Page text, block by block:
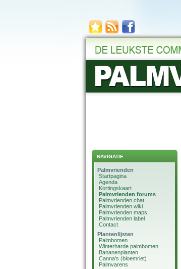
NAVIGATIE
Palmvrienden
Startpagina
Agenda
Kortingskaart
Palmvrienden forums
Palmvrienden chat
Palmvrienden wiki
Palmvrienden maps
Palmvrienden label
Contact
Plantenlijsten
Palmbomen
Winterharde palmbomen
Bananenplanten
Canna's (bloemriet)
Palmvarens